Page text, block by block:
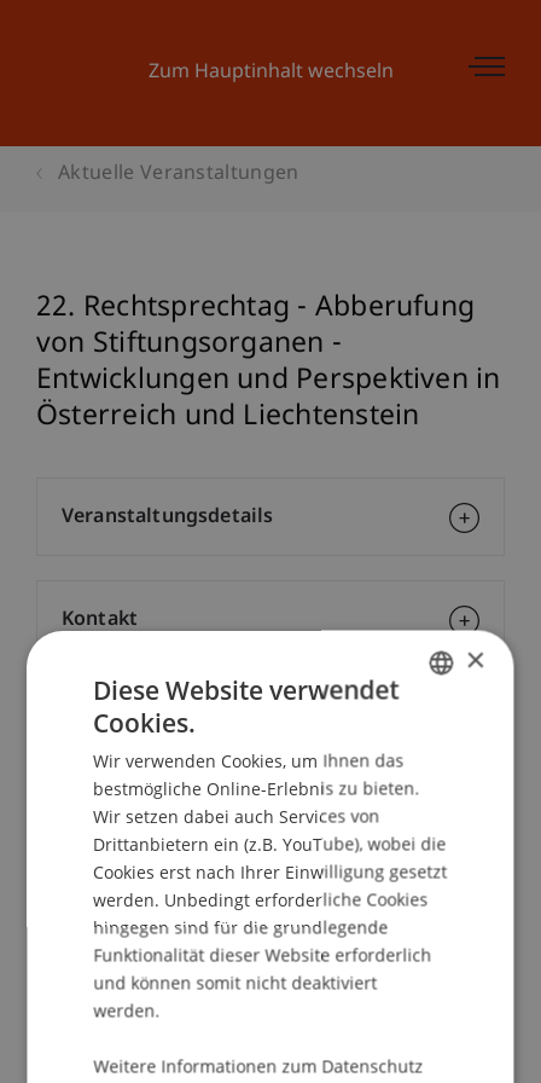
Zum Hauptinhalt wechseln
Aktuelle Veranstaltungen
22. Rechtsprechtag - Abberufung
von Stiftungsorganen -
Entwicklungen und Perspektiven in
Österreich und Liechtenstein
Dozierende:
Dr. Gert Delle-Karth
Univ.-Prof. Dr. Georg E. KodekLL.M.
School/Professur:
Institut für Finanzdienstleistungen
stattfindenden Generationenwechsel bei vielen
Veranstaltungsdetails
Kontakt
Downloads/Links
×
Diese Website verwendet
Cookies.
Wir verwenden Cookies, um Ihnen das
bestmögliche Online-Erlebnis zu bieten.
Wir setzen dabei auch Services von
Drittanbietern ein (z.B. YouTube), wobei die
Cookies erst nach Ihrer Einwilligung gesetzt
werden. Unbedingt erforderliche Cookies
hingegen sind für die grundlegende
Funktionalität dieser Website erforderlich
und können somit nicht deaktiviert
werden.
Weitere Informationen zum Datenschutz